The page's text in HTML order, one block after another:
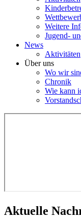
Weitere
Jugend-
News
Aktivitäten
Über uns
Wo wir
Chronik
Wie kann
Aktuelle